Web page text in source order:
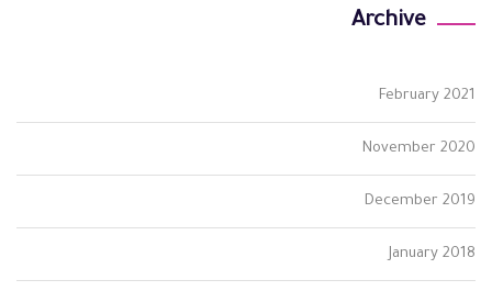
Archive
February 2021
November 2020
December 2019
January 2018